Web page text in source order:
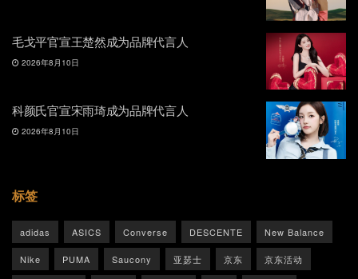
毛戈平官宣王楚然成为品牌代言人
2026年8月10日
科颜氏官宣宋雨琦成为品牌代言人
2026年8月10日
标签
adidas ASICS Converse DESCENTE New Balance
Nike PUMA Saucony 亚瑟士 京东 京东活动